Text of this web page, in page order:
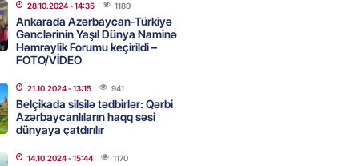
ın istiqrazlarına tələbat
həcmini üç dəfəyə yaxın
“Real Madrid”dən GETDİ
- 16:45
28.10.2024- 14:35 1180
Ankarada Azərbaycan-Türkiyə
Gənclərinin Yaşıl Dünya Naminə
Həmrəylik Forumu keçirildi –
FOTO/VİDEO
21.10.2024- 13:15 941
Belçikada silsilə tədbirlər: Qərbi
Azərbaycanlıların haqq səsi
dünyaya çatdırılır
14.10.2024- 15:44 1170